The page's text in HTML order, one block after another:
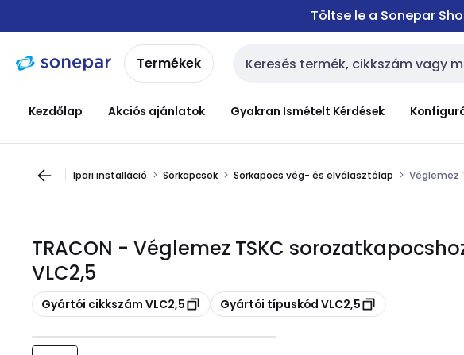
navigációhoztartalomra
Töltse le a Sonepar
Termékek Keresési bemenet
Kezdőlap Akciós ajánlatok Gyakran Ismételt Kérdések
Ipari installáció Sorkapcsok Sorkapocs vég- és elválasztólap Véglemez
TRACON - Véglemez TSKC
VLC2,5
Másolás
Gyártói cikkszám VLC2,5 Másolás
Gyártói típuskód VLC2,5